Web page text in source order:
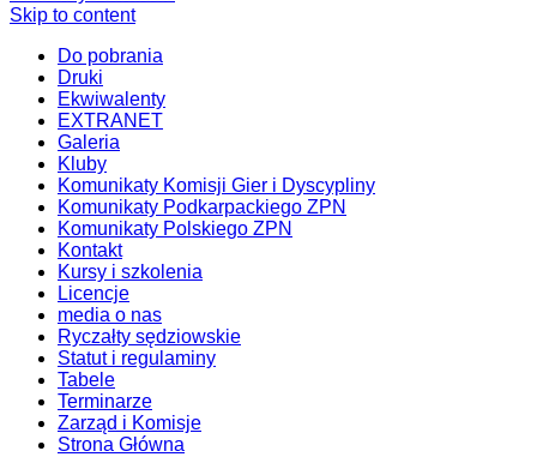
Skip to content
Do pobrania
Druki
Ekwiwalenty
EXTRANET
Galeria
Kluby
Komunikaty Komisji Gier i Dyscypliny
Komunikaty Podkarpackiego ZPN
Komunikaty Polskiego ZPN
Kontakt
Kursy i szkolenia
Licencje
media o nas
Ryczałty sędziowskie
Statut i regulaminy
Tabele
Terminarze
Zarząd i Komisje
Strona Główna